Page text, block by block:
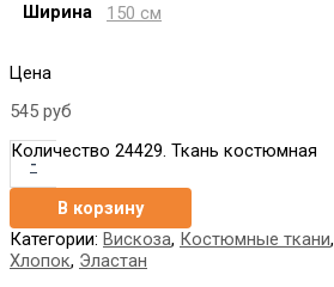
Ширина 150 см
Цена
545 руб
-
Количество 24429. Ткань костюмная
В корзину
Категории: Вискоза, Костюмные ткани,
Хлопок, Эластан